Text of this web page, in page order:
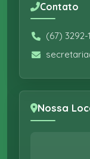
Contato
(67) 3292-
Nossa